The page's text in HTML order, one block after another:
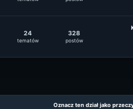
24
tematów
328
postów
Oznacz ten dział jako